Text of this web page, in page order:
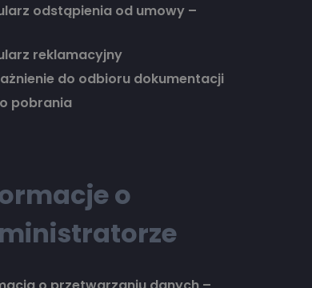
odstąpienia od umowy –
reklamacyjny
do odbioru dokumentacji
pobrania
o